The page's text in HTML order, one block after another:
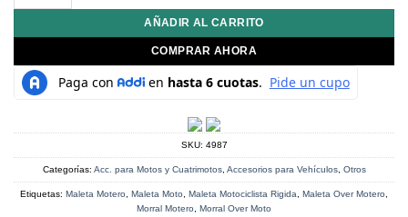
AÑADIR AL CARRITO
COMPRAR AHORA
SKU: 4987
Categorías: Acc. para Motos y Cuatrimotos, Accesorios para Vehículos, Otros
Etiquetas: Maleta Motero, Maleta Moto, Maleta Motociclista Rigida, Maleta Over Motero,
Morral Motero, Morral Over Moto